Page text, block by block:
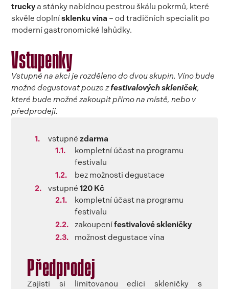
trucky a stánky nabídnou pestrou škálu pokrmů, které
skvěle doplnísklenku vína – od tradičních specialit po
moderní gastronomické lahůdky.
Vstupenky
Vstupné na akci je rozděleno do dvou skupin. Víno bude
možné degustovat pouze zfestivalových skleniček,
které bude možné zakoupit přímo na místě, nebo v
předprodeji.
vstupné zdarma
kompletní účast na programu
festivalu
bez možnosti degustace
vstupné 120 Kč
kompletní účast na programu
festivalu
zakoupenífestivalové skleničky
možnost degustace vína
Předprodej
Zajisti si limitovanou edici skleničky s